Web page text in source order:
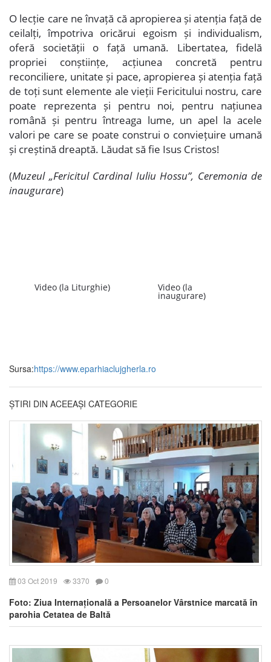
O lecție care ne învață că apropierea și atenția față de
ceilalți, împotriva oricărui egoism și individualism,
oferă societății o față umană. Libertatea, fidelă
propriei conștiințe, acțiunea concretă pentru
reconciliere, unitate și pace, apropierea și atenția față
de toți sunt elemente ale vieții Fericitului nostru, care
poate reprezenta și pentru noi, pentru națiunea
română și pentru întreaga lume, un apel la acele
valori pe care se poate construi o conviețuire umană
și creștină dreaptă. Lăudat să fie Isus Cristos!
(Muzeul „Fericitul Cardinal Iuliu Hossu”, Ceremonia de
inaugurare)
Video (la Liturghie) Video (la
inaugurare)
Sursa:https://www.eparhiaclujgherla.ro
ȘTIRI DIN ACEEAȘI CATEGORIE
03 Oct 2019 3370 0
Foto: Ziua Internațională a Persoanelor Vârstnice marcată în
parohia Cetatea de Baltă